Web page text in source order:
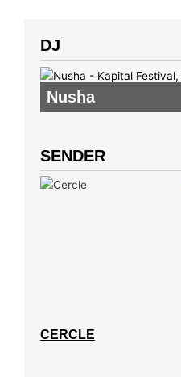
DJ
Nusha
SENDER
CERCLE